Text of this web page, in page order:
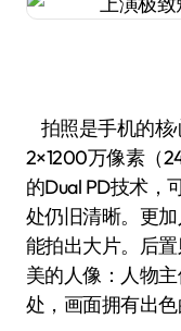
拍照是手机的核
2×1200万像素（
的Dual PD技术，
处仍旧清晰。更
能拍出大片。后
美的人像：人物
处，画面拥有出色